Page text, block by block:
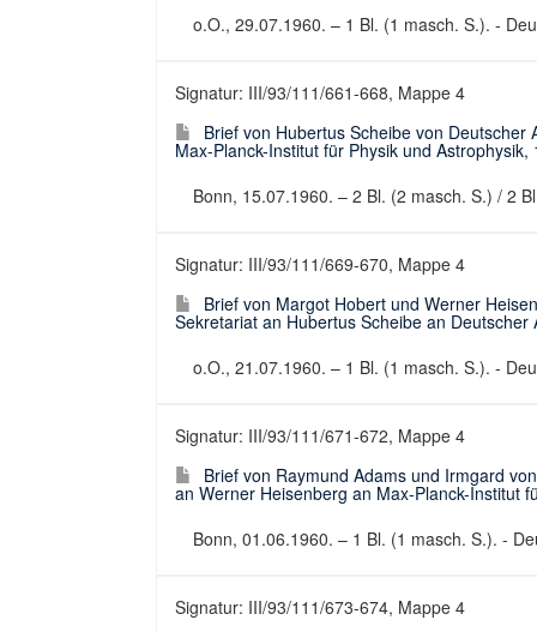
o.O., 29.07.1960. – 1 Bl. (1 masch. S.). -
Signatur: III/93/111/661-668, Mappe 4
Brief von Hubertus Scheibe von
Max-Planck-Institut für Physik und Astrophysik,
Bonn, 15.07.1960. – 2 Bl. (2 masch. S.) / 2
Signatur: III/93/111/669-670, Mappe 4
Brief von Margot Hobert und Werner
Sekretariat an Hubertus Scheibe an
o.O., 21.07.1960. – 1 Bl. (1 masch. S.). -
Signatur: III/93/111/671-672, Mappe 4
Brief von Raymund Adams und Irmgard
an Werner Heisenberg an Max-Planck-Institut
Bonn, 01.06.1960. – 1 Bl. (1 masch. S.). -
Signatur: III/93/111/673-674, Mappe 4